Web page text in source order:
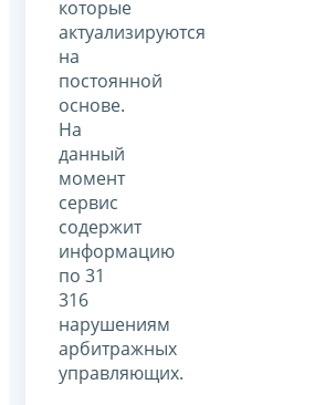
которые
актуализируются
на
постоянной
основе.
На
данный
момент
сервис
содержит
информацию
по 31
316
нарушениям
арбитражных
управляющих.